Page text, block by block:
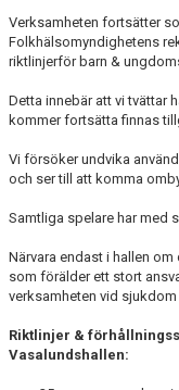
AVGIFTER
BLI MEDLEM
FRITIDSKORTET
PARTNERS
SHOP
ELITE WINTER CUP
AIK.SE
Verksamheten fortsätter
Folkhälsomyndighetens
riktlinjerför barn &
Detta innebär att vi tvättar
kommer fortsätta finnas
Vi försöker undvika
och ser till att komma
Samtliga spelare har med
Närvara endast i hallen
som förälder ett stort
verksamheten vid
Riktlinjer &
Vasalundshallen: